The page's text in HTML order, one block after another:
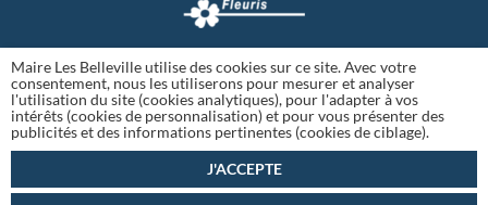
Maire Les Belleville utilise des cookies sur ce site. Avec votre
consentement, nous les utiliserons pour mesurer et analyser
l'utilisation du site (cookies analytiques), pour l'adapter à vos
intérêts (cookies de personnalisation) et pour vous présenter des
publicités et des informations pertinentes (cookies de ciblage).
J'ACCEPTE